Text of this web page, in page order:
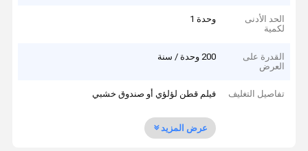
الحد الأدنى
لكمية
وحدة 1
القدرة على
العرض
200 وحدة / سنة
تفاصيل التغليف فيلم قطن لؤلؤي أو صندوق خشبي
عرض المزيد